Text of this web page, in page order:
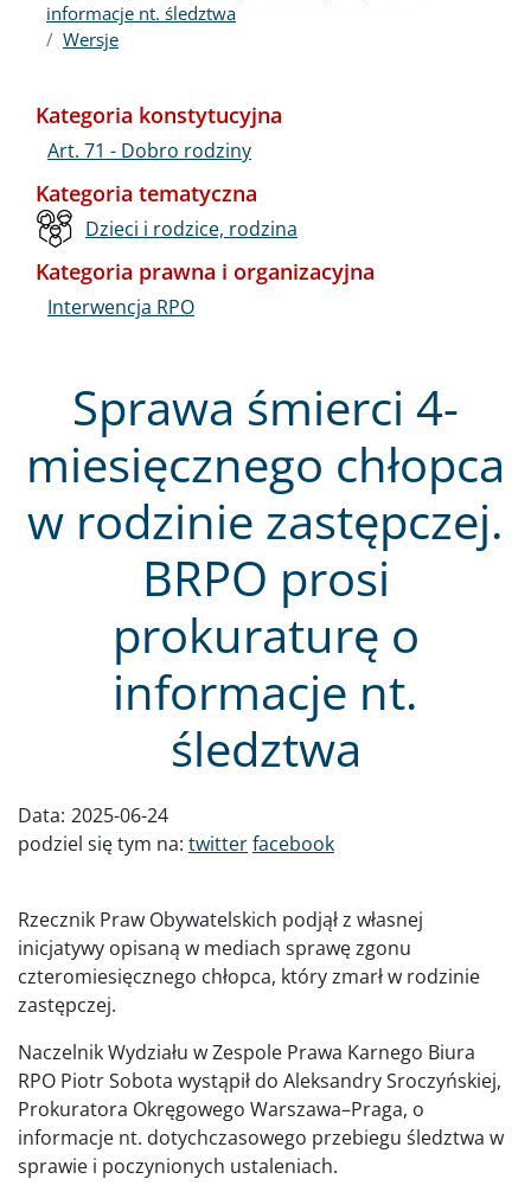
informacje nt. śledztwa
Wersje
Sprawa śmierci 4-
miesięcznego chłopca
w rodzinie zastępczej.
BRPO prosi
prokuraturę o
informacje nt.
śledztwa
Data: 2025-06-24
podziel się tym na: twitterfacebook
Rzecznik Praw Obywatelskich podjął z własnej
inicjatywy opisaną w mediach sprawę zgonu
czteromiesięcznego chłopca, który zmarł w rodzinie
zastępczej.
Naczelnik Wydziału w Zespole Prawa Karnego Biura
RPO Piotr Sobota wystąpił do Aleksandry Sroczyńskiej,
Prokuratora Okręgowego Warszawa–Praga, o
informacje nt. dotychczasowego przebiegu śledztwa w
sprawie i poczynionych ustaleniach.
Kategoria konstytucyjna
Art. 71 - Dobro rodziny
Kategoria tematyczna
Dzieci i rodzice, rodzina
Kategoria prawna i organizacyjna
Interwencja RPO